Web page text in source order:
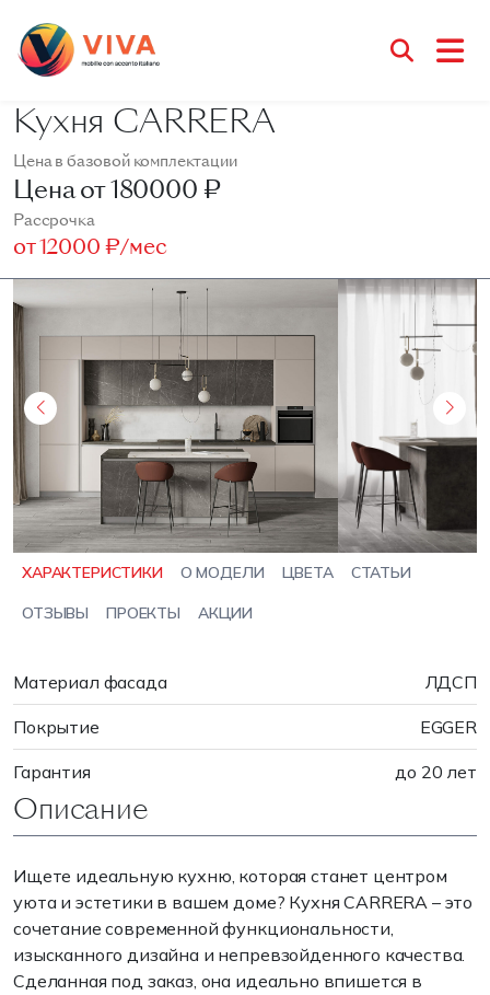
Кухня CARRERA
Цена в базовой комплектации
Цена от180000 ₽
Рассрочка
от12000 ₽/мес
ХАРАКТЕРИСТИКИ О МОДЕЛИ ЦВЕТА СТАТЬИ
ОТЗЫВЫ ПРОЕКТЫ АКЦИИ
Материал фасада ЛДСП
Покрытие EGGER
Гарантия до 20 лет
Описание
Ищете идеальную кухню, которая станет центром
уюта и эстетики в вашем доме? Кухня CARRERA – это
сочетание современной функциональности,
изысканного дизайна и непревзойденного качества.
Сделанная под заказ, она идеально впишется в